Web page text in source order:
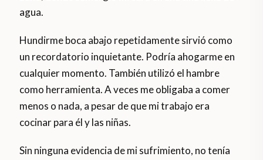
agua.
Hundirme boca abajo repetidamente sirvió como
un recordatorio inquietante. Podría ahogarme en
cualquier momento. También utilizó el hambre
como herramienta. A veces me obligaba a comer
menos o nada, a pesar de que mi trabajo era
cocinar para él y las niñas.
Sin ninguna evidencia de mi sufrimiento, no tenía